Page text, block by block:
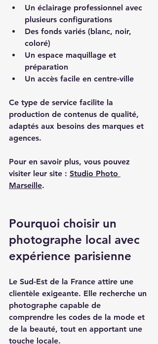
Un éclairage professionnel avec
plusieurs configurations
Des fonds variés (blanc, noir,
coloré)
Un espace maquillage et
préparation
Un accès facile en centre-ville
Ce type de service facilite la
production de contenus de qualité,
adaptés aux besoins des marques et
agences.
Pour en savoir plus, vous pouvez
visiter leur site : Studio Photo
Marseille.
Pourquoi choisir un
photographe local avec
expérience parisienne
Le Sud-Est de la France attire une
clientèle exigeante. Elle recherche un
photographe capable de
comprendre les codes de la mode et
de la beauté, tout en apportant une
touche locale.